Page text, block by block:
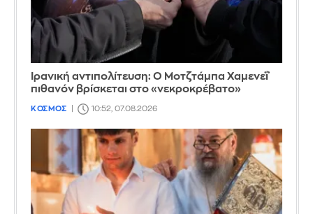
Ιρανική αντιπολίτευση: Ο Μοτζτάμπα Χαμενεΐ
πιθανόν βρίσκεται στο «νεκροκρέβατο»
ΚΟΣΜΟΣ 10:52, 07.08.2026